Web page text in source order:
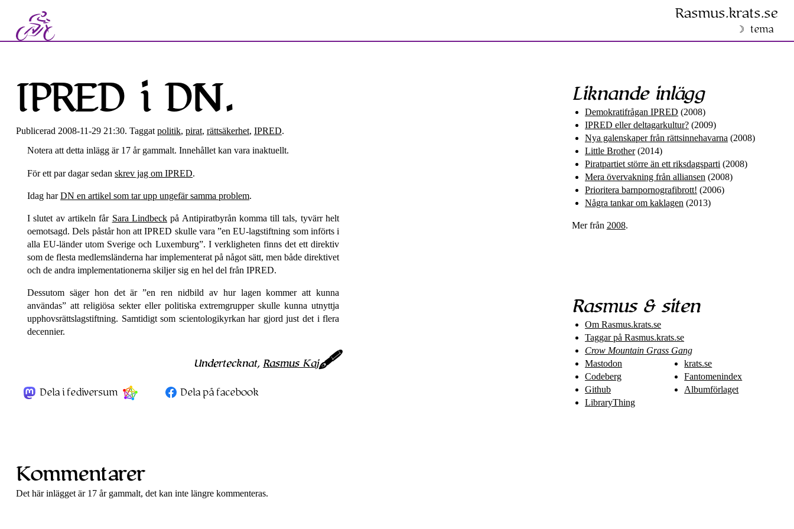
Rasmus​.krats​.se
tema
IPRED i DN.
Publicerad 2008-11-29 21:30. Taggat politik, pirat, rättsäkerhet, IPRED.
Notera att detta inlägg är 17 år gammalt. Innehållet kan vara inaktuellt.
För ett par dagar sedanskrev jag om IPRED.
Idag harDN en artikel som tar upp ungefär samma problem.
I slutet av artikeln får Sara Lindbeckpå Anti­pirat­byrån komma till tals, tyvärr helt
oemotsagd. Dels påstår hon att IPRED skulle vara en EU-lagstiftning som införts i
alla EU-länder utom Sverige och Luxemburg . I verkligheten finns det ett direktiv
som de flesta medlemsländerna har implementerat på något sätt, men både direktivet
och de andra implementationerna skiljer sig en hel del från IPRED.
Dessutom säger hon det är en ren nidbild av hur lagen kommer att kunna
användas
att religiösa sekter eller politiska extremgrupper skulle kunna utnyttja
upphovsrätts­lagstiftning. Samtidigt som scientologi­kyrkan har gjord just det i flera
decennier.
Undertecknat, Rasmus Kaj
Dela i fediversum Dela på facebook
Kommentarer
Det här inlägget är 17 år gammalt, det kan inte längre kommenteras.
Liknande inlägg
Demokrati­frågan IPRED (2008)
IPRED eller deltagar­kultur? (2009)
Nya galenskaper från rätts­innehavarna (2008)
Little Brother(2014)
Piratpartiet större än ett riksdags­parti (2008)
Mera övervakning från alliansen (2008)
Prioritera barn­pornografi­brott! (2006)
Några tankar om kaklagen (2013)
Mer från 2008.
Rasmus & siten
Om Rasmus​.krats​.se
Taggar på Rasmus​.krats​.se
Crow Mountain Grass Gang
Mastodon
Codeberg
Github
LibraryThing
krats.se
Fantomenindex
Albumförlaget